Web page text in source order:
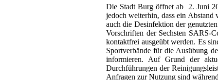
Die Stadt Burg öffnet ab 2. Juni
jedoch weiterhin, dass ein
auch die Desinfektion der
Vorschriften der Sechsten SARS-
kontaktfrei ausgeübt werden. Es
Sportverbände für die Ausübung
informieren. Auf Grund der
Durchführungen der
Anfragen zur Nutzung sind